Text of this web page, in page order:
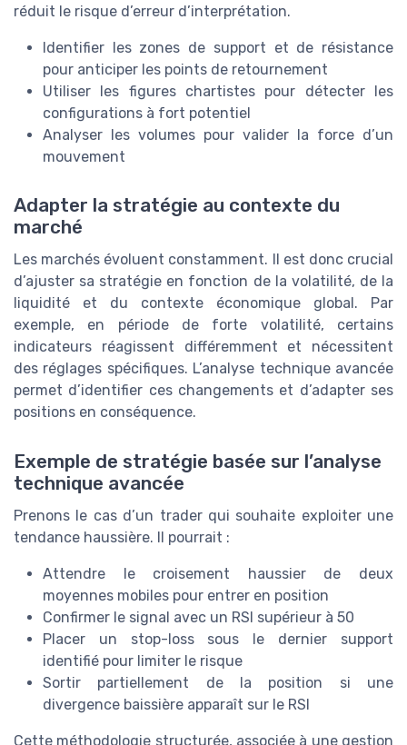
réduit le risque d’erreur d’interprétation.
Identifier les zones de support et de résistance
pour anticiper les points de retournement
Utiliser les figures chartistes pour détecter les
configurations à fort potentiel
Analyser les volumes pour valider la force d’un
mouvement
Adapter la stratégie au contexte du
marché
Les marchés évoluent constamment. Il est donc crucial
d’ajuster sa stratégie en fonction de la volatilité, de la
liquidité et du contexte économique global. Par
exemple, en période de forte volatilité, certains
indicateurs réagissent différemment et nécessitent
des réglages spécifiques. L’analyse technique avancée
permet d’identifier ces changements et d’adapter ses
positions en conséquence.
Exemple de stratégie basée sur l’analyse
technique avancée
Prenons le cas d’un trader qui souhaite exploiter une
tendance haussière. Il pourrait :
Attendre le croisement haussier de deux
moyennes mobiles pour entrer en position
Confirmer le signal avec un RSI supérieur à 50
Placer un stop-loss sous le dernier support
identifié pour limiter le risque
Sortir partiellement de la position si une
divergence baissière apparaît sur le RSI
Cette méthodologie structurée, associée à une gestion